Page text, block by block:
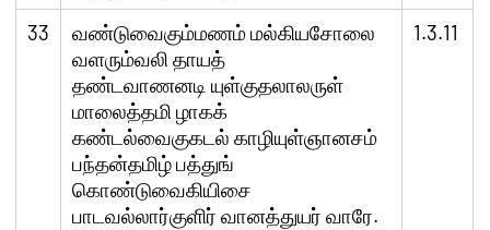
33
வண்டுவைகும்மணம் மல்கியசோலை
வளரும்வலி தாயத்
தண்டவாணனடி யுள்குதலாலருள்
மாலைத்தமி ழாகக்
கண்டல்வைகுகடல் காழியுள்ஞானசம்
பந்தன்தமிழ் பத்துங்
கொண்டுவைகியிசை
பாடவல்லார்குளிர் வானத்துயர் வாரே.
1.3.11